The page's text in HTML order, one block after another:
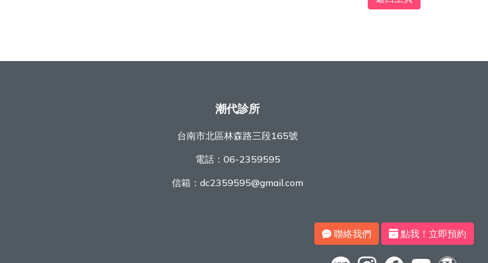
潮代診所
台南市北區林森路三段165號
電話： 06-2359595
信箱： dc2359595@gmail.com
聯絡我們 點我！立即預約